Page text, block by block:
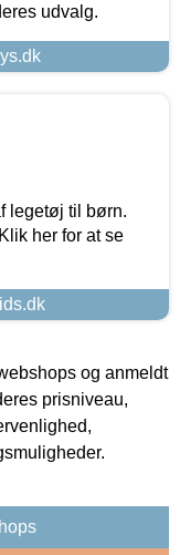
udvalg.
legetøj til børn.
her for at se
og anmeldt
prisniveau,